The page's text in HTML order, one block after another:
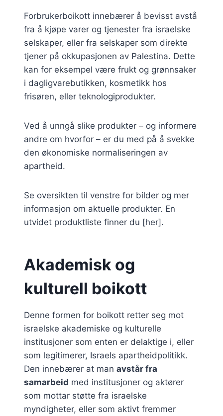
Forbrukerboikott innebærer å bevisst avstå
fra å kjøpe varer og tjenester fra israelske
selskaper, eller fra selskaper som direkte
tjener på okkupasjonen av Palestina. Dette
kan for eksempel være frukt og grønnsaker
i dagligvarebutikken, kosmetikk hos
frisøren, eller teknologiprodukter.
Ved å unngå slike produkter – og informere
andre om hvorfor – er du med på å svekke
den økonomiske normaliseringen av
apartheid.
Se oversikten til venstre for bilder og mer
informasjon om aktuelle produkter. En
utvidet produktliste finner du [her].
Akademisk og
kulturell boikott
Denne formen for boikott retter seg mot
israelske akademiske og kulturelle
institusjoner som enten er delaktige i, eller
som legitimerer, Israels apartheidpolitikk.
Den innebærer at man avstår fra
samarbeid med institusjoner og aktører
som mottar støtte fra israelske
myndigheter, eller som aktivt fremmer